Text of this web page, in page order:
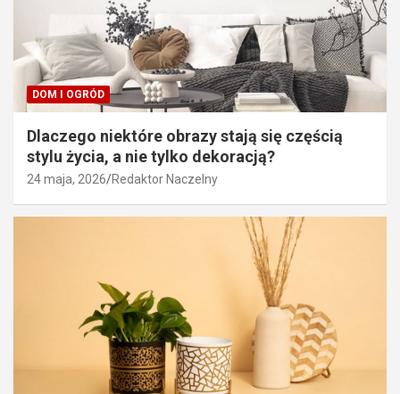
DOM I OGRÓD
Dlaczego niektóre obrazy stają się częścią
stylu życia, a nie tylko dekoracją?
24 maja, 2026 Redaktor Naczelny